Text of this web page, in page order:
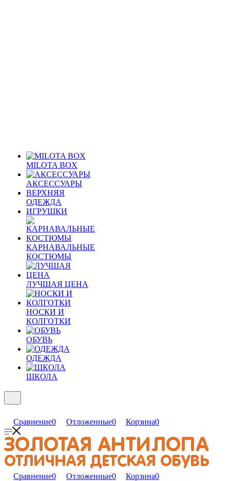
MILOTA BOX
АКСЕССУАРЫ
ВЕРХНЯЯ
ОДЕЖДА
ИГРУШКИ
КАРНАВАЛЬНЫЕ
КОСТЮМЫ
ЛУЧШАЯ ЦЕНА
НОСКИ И
КОЛГОТКИ
ОБУВЬ
ОДЕЖДА
ШКОЛА
Сравнение0 Отложенные0 Корзина0
Сравнение0 Отложенные0 Корзина0